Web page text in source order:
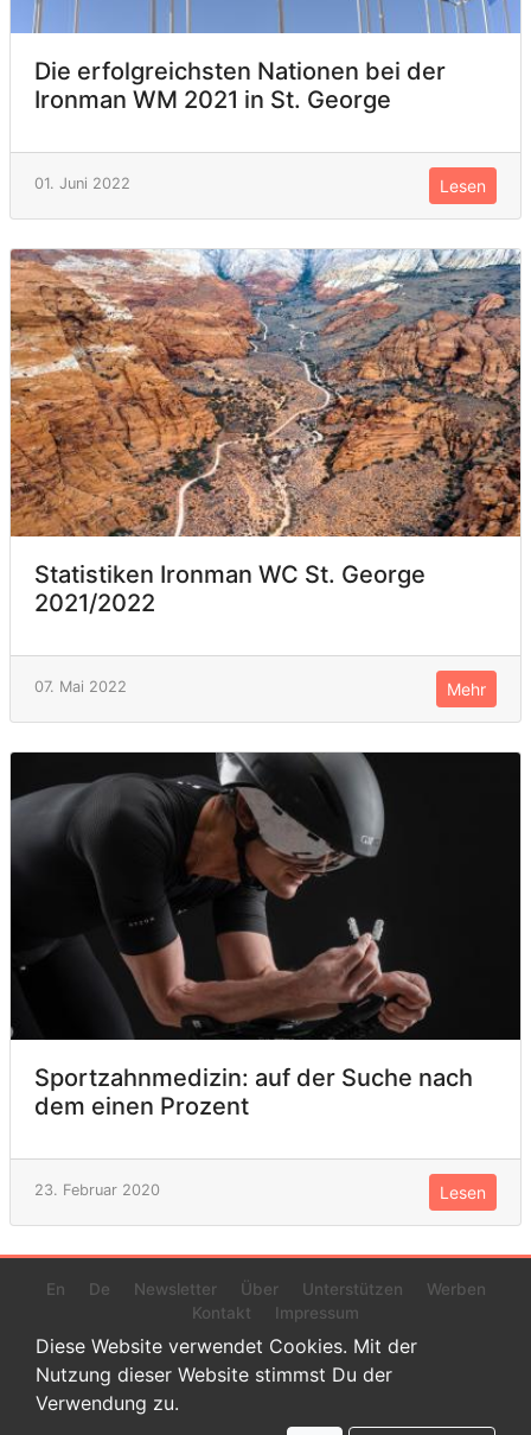
Die erfolgreichsten Nationen bei der
Ironman WM 2021 in St. George
01. Juni 2022 Lesen
Statistiken Ironman WC St. George
2021/2022
07. Mai 2022 Mehr
Sportzahnmedizin: auf der Suche nach
dem einen Prozent
23. Februar 2020 Lesen
En De Newsletter Über Unterstützen
Werben
Kontakt
Impressum
© 2022 www.endurance-data.com - aaa
Dies ist eine Beta-Version. Höchstwahrscheinlich haben sich auf
Diese Website verwendet Cookies. Mit der
Nutzung dieser Website stimmst Du der
Verwendung zu.